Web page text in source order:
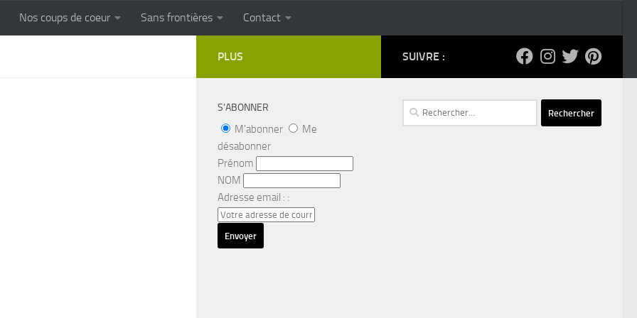
Cuisine populaire des terroirs
Nos coups de coeur Sans frontières Contact
SUIVRE :
Rechercher :
PLUS
S’ABONNER
M'abonner
Me
désabonner
Prénom
NOM
Adresse email : :